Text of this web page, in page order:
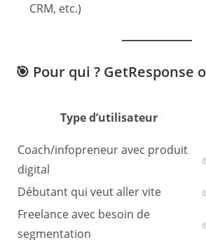
CRM, etc.)
🎯 Pour qui ? GetResponse
Type d’utilisateur
Coach/infopreneur avec produit
digital
Débutant qui veut aller vite
Freelance avec besoin de
segmentation